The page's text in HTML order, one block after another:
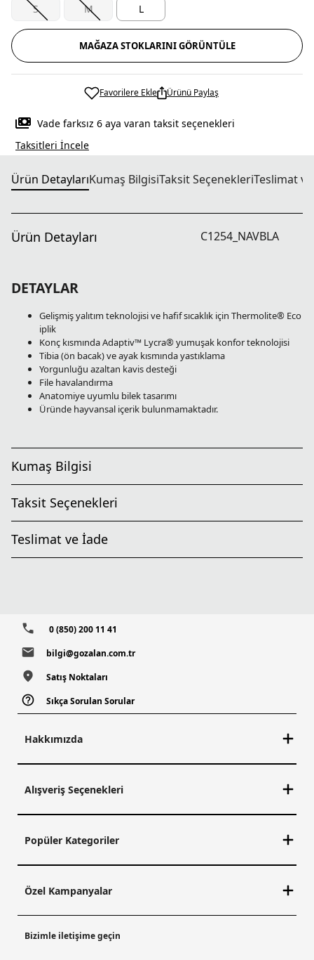
S M L
MAĞAZA STOKLARINI GÖRÜNTÜLE
Favorilere Ekle Ürünü Paylaş
Vade farksız 6 aya varan taksit seçenekleri
Taksitleri İncele
Ürün DetaylarıKumaş BilgisiTaksit SeçenekleriTeslimat
Ürün Detayları C1254_NAVBLA
DETAYLAR
Gelişmiş yalıtım teknolojisi ve hafif sıcaklık için Thermolite® Eco
iplik
Konç kısmında Adaptiv™ Lycra® yumuşak konfor teknolojisi
Tibia (ön bacak) ve ayak kısmında yastıklama
Yorgunluğu azaltan kavis desteği
File havalandırma
Anatomiye uyumlu bilek tasarımı
Üründe hayvansal içerik bulunmamaktadır.
Kumaş Bilgisi
Taksit Seçenekleri
Teslimat ve İade
0 (850) 200 11 41
bilgi@gozalan.com.tr
Satış Noktaları
Sıkça Sorulan Sorular
Hakkımızda
Alışveriş Seçenekleri
Popüler Kategoriler
Özel Kampanyalar
Bizimle iletişime geçin